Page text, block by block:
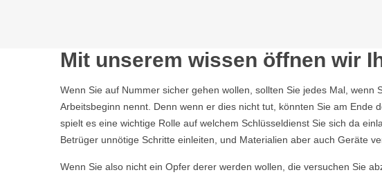
Mit unserem wissen öffnen wir
Wenn Sie auf Nummer sicher gehen wollen, sollten Sie jedes Mal,
Arbeitsbeginn nennt. Denn wenn er dies nicht tut, könnten Sie am
spielt es eine wichtige Rolle auf welchem Schlüsseldienst Sie sich da
Betrüger unnötige Schritte einleiten, und Materialien aber auch Geräte
Wenn Sie also nicht ein Opfer derer werden wollen, die versuchen Sie